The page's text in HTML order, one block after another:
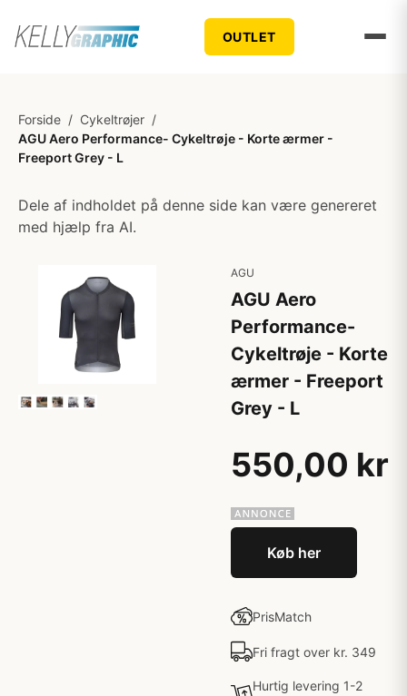
OUTLET
Forside / Cykeltrøjer /
AGU Aero Performance- Cykeltrøje - Korte ærmer -
Freeport Grey - L
Dele af indholdet på denne side kan være genereret
med hjælp fra AI.
AGU
AGU Aero
Performance-
Cykeltrøje - Korte
ærmer - Freeport
Grey - L
550,00 kr
Køb her
PrisMatch
Fri fragt over kr. 349
Hurtig levering 1-2